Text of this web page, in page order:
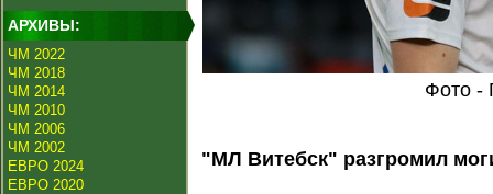
АРХИВЫ:
ЧМ 2022
ЧМ 2018
ЧМ 2014
ЧМ 2010
ЧМ 2006
ЧМ 2002
ЕВРО 2024
ЕВРО 2020
Фото -
"МЛ Витебск" разгромил